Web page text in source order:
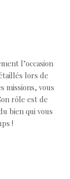
l’occasion
lors de
missions, vous
rôle est de
bien qui vous
!